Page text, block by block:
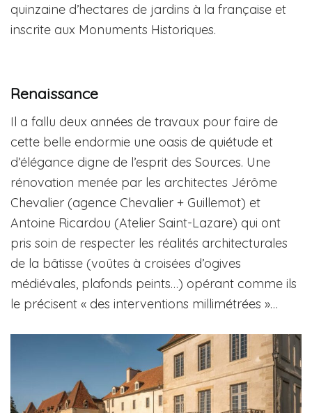
quinzaine d’hectares de jardins à la française et
inscrite aux Monuments Historiques.
Renaissance
Il a fallu deux années de travaux pour faire de
cette belle endormie une oasis de quiétude et
d’élégance digne de l’esprit des Sources. Une
rénovation menée par les architectes Jérôme
Chevalier (agence Chevalier + Guillemot) et
Antoine Ricardou (Atelier Saint-Lazare) qui ont
pris soin de respecter les réalités architecturales
de la bâtisse (voûtes à croisées d’ogives
médiévales, plafonds peints…) opérant comme ils
le précisent « des interventions millimétrées »…